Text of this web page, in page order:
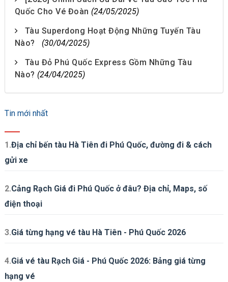
Quốc Cho Vé Đoàn (24/05/2025)
Tàu Superdong Hoạt Động Những Tuyến Tàu
Nào?
(30/04/2025)
Tàu Đỏ Phú Quốc Express Gồm Những Tàu
Nào? (24/04/2025)
Tin mới nhất
1.Địa chỉ bến tàu Hà Tiên đi Phú Quốc, đường đi & cách
gửi xe
2.Cảng Rạch Giá đi Phú Quốc ở đâu? Địa chỉ, Maps, số
điện thoại
3.Giá từng hạng vé tàu Hà Tiên - Phú Quốc 2026
4.Giá vé tàu Rạch Giá - Phú Quốc 2026: Bảng giá từng
hạng vé